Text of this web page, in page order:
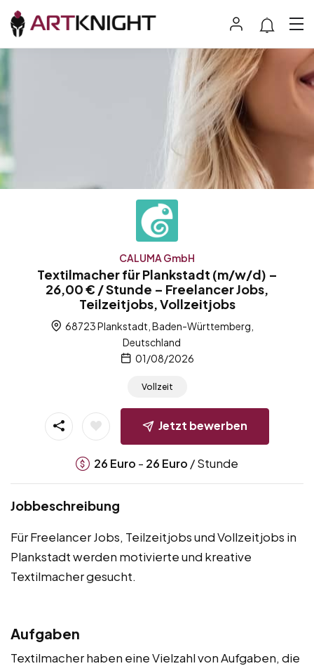
CALUMA GmbH
Textilmacher für Plankstadt (m/w/d) –
26,00 € / Stunde – Freelancer Jobs,
Teilzeitjobs, Vollzeitjobs
68723 Plankstadt, Baden-Württemberg,
Deutschland
01/08/2026
Vollzeit
Jetzt bewerben
26 Euro - 26 Euro / Stunde
Jobbeschreibung
Für Freelancer Jobs, Teilzeitjobs und Vollzeitjobs in
Plankstadt werden motivierte und kreative
Textilmacher gesucht.
Aufgaben
Textilmacher haben eine Vielzahl von Aufgaben, die